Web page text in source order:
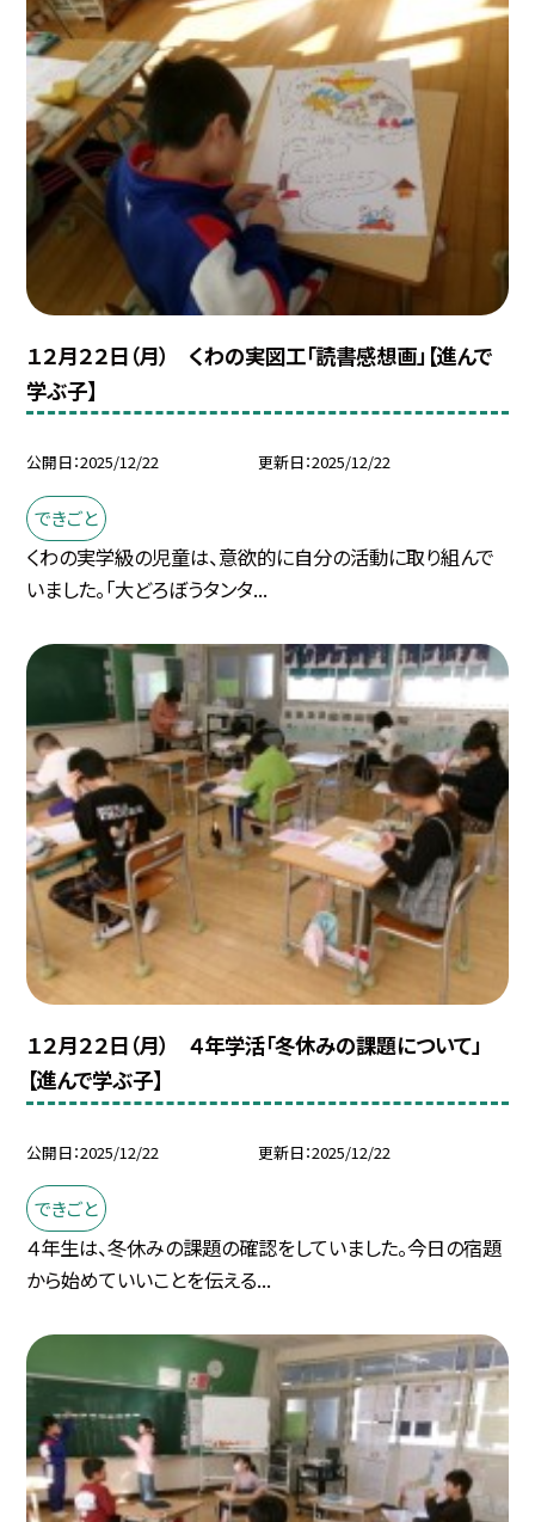
１２月２２日（月） くわの実図工「読書感想画」【進んで
学ぶ子】
公開日 2025/12/22 更新日 2025/12/22
できごと
くわの実学級の児童は、意欲的に自分の活動に取り組んで
いました。「大どろぼうタンタ...
１２月２２日（月） ４年学活「冬休みの課題について」
【進んで学ぶ子】
公開日 2025/12/22 更新日 2025/12/22
できごと
４年生は、冬休みの課題の確認をしていました。今日の宿題
から始めていいことを伝える...